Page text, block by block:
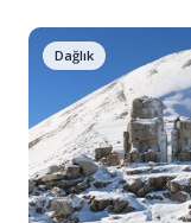
Dağlık